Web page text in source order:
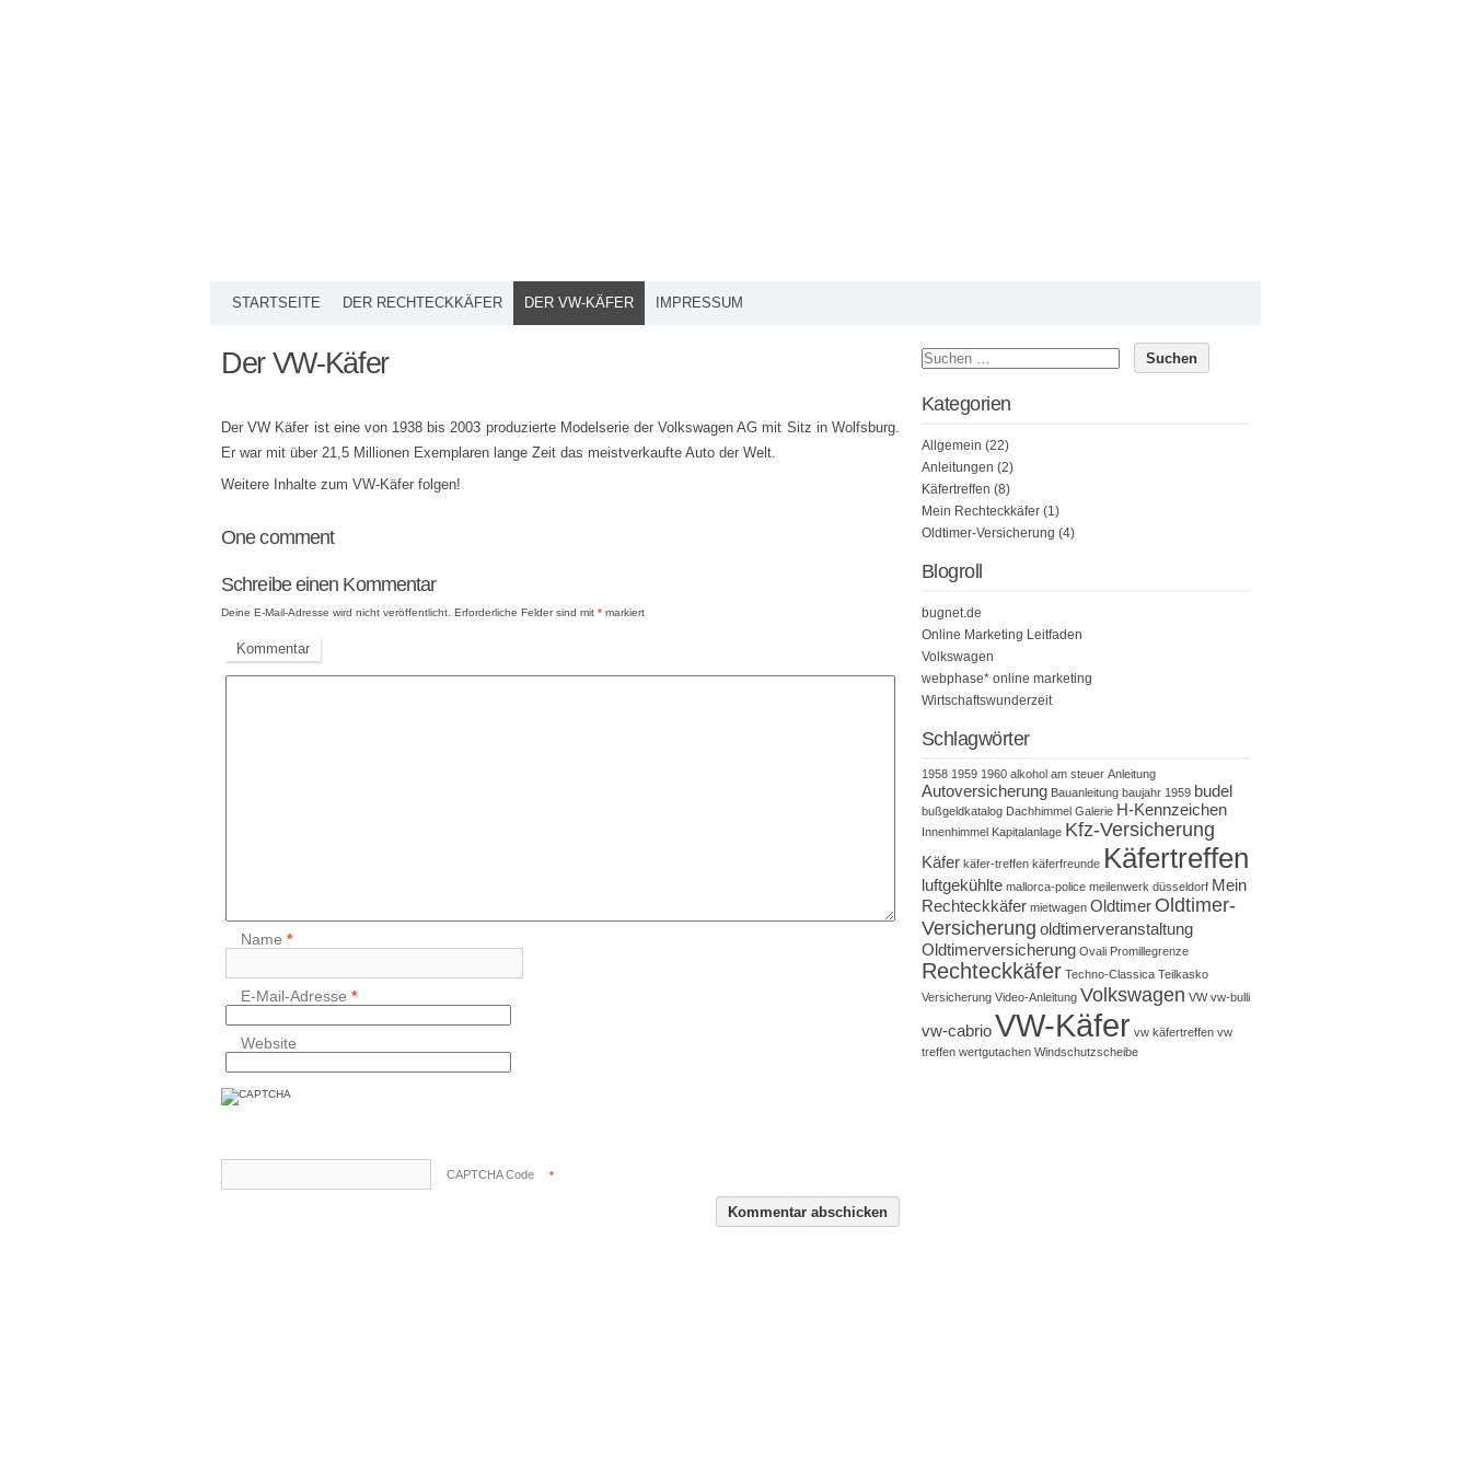
STARTSEITE DER RECHTECKKÄFER DER VW-KÄFER IMPRESSUM
Der VW-Käfer
Der VW Käfer ist eine von 1938 bis 2003 produzierte Modelserie der Volkswagen AG mit Sitz in Wolfsburg.
Er war mit über 21,5 Millionen Exemplaren lange Zeit das meistverkaufte Auto der Welt.
Weitere Inhalte zum VW-Käfer folgen!
Onecomment
Schreibe einen Kommentar
Deine E-Mail-Adresse wird nicht veröffentlicht. Erforderliche Felder sind mit * markiert
Kommentar
Name*
E-Mail-Adresse*
Website
CAPTCHA Code *
Kategorien
Allgemein (22)
Anleitungen (2)
Käfertreffen (8)
Mein Rechteckkäfer (1)
Oldtimer-Versicherung (4)
Blogroll
bugnet.de
Online Marketing Leitfaden
Volkswagen
webphase* online marketing
Wirtschaftswunderzeit
Schlagwörter
1958 1959 1960 alkohol am steuer Anleitung
Autoversicherung Bauanleitung baujahr 1959 budel
bußgeldkatalog Dachhimmel Galerie H-Kennzeichen
Innenhimmel Kapitalanlage Kfz-Versicherung
Käfer käfer-treffen käferfreunde Käfertreffen
luftgekühlte mallorca-police meilenwerk düsseldorf Mein
Rechteckkäfer mietwagen Oldtimer Oldtimer-
Versicherung oldtimerveranstaltung
Oldtimerversicherung Ovali Promillegrenze
Rechteckkäfer Techno-Classica Teilkasko
Versicherung Video-Anleitung Volkswagen VW vw-bulli
vw-cabrioVW-Käfer vw käfertreffen vw
treffen wertgutachen Windschutzscheibe